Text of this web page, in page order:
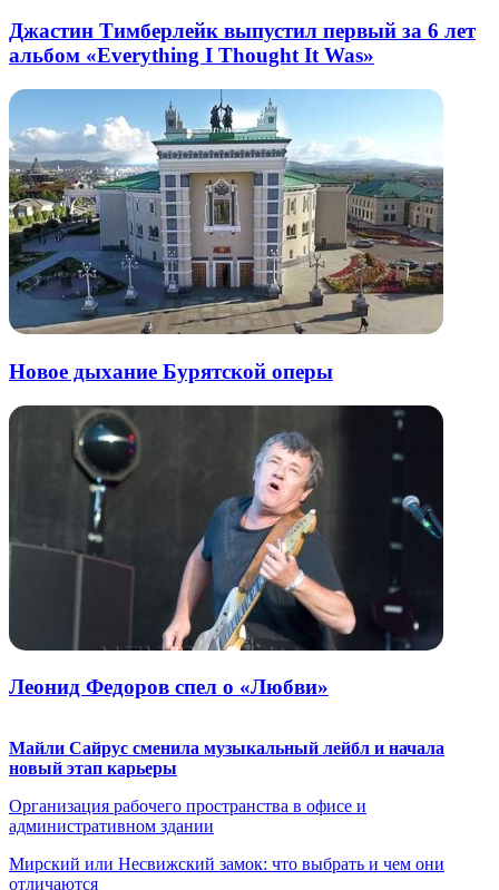
Джастин Тимберлейк выпустил первый за 6 лет
альбом «Everything I Thought It Was»
Новое дыхание Бурятской оперы
Леонид Федоров спел о «Любви»
Майли Сайрус сменила музыкальный лейбл и начала
новый этап карьеры
Организация рабочего пространства в офисе и
административном здании
Мирский или Несвижский замок: что выбрать и чем они
отличаются